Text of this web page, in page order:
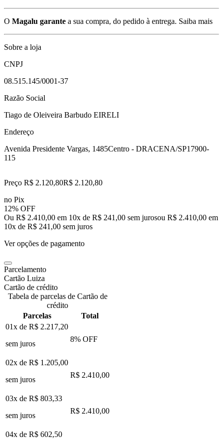
O Magalu garante a sua compra, do pedido à entrega. Saiba mais
Sobre a loja
CNPJ
08.515.145/0001-37
Razão Social
Tiago de Oleiveira Barbudo EIRELI
Endereço
Avenida Presidente Vargas, 1485Centro - DRACENA/SP17900-
115
Preço R$ 2.120,80R$ 2.120,80
no Pix
12% OFF
Ou R$ 2.410,00 em 10x de R$ 241,00 sem jurosou R$ 2.410,00 em
10x de R$ 241,00 sem juros
Ver opções de pagamento
Parcelamento
Cartão Luiza
Cartão de crédito
Tabela de parcelas de Cartão de
crédito
Parcelas
Total
01x de R$ 2.217,20
sem juros
8% OFF
02x de R$ 1.205,00
sem juros
R$ 2.410,00
03x de R$ 803,33
sem juros
R$ 2.410,00
04x de R$ 602,50